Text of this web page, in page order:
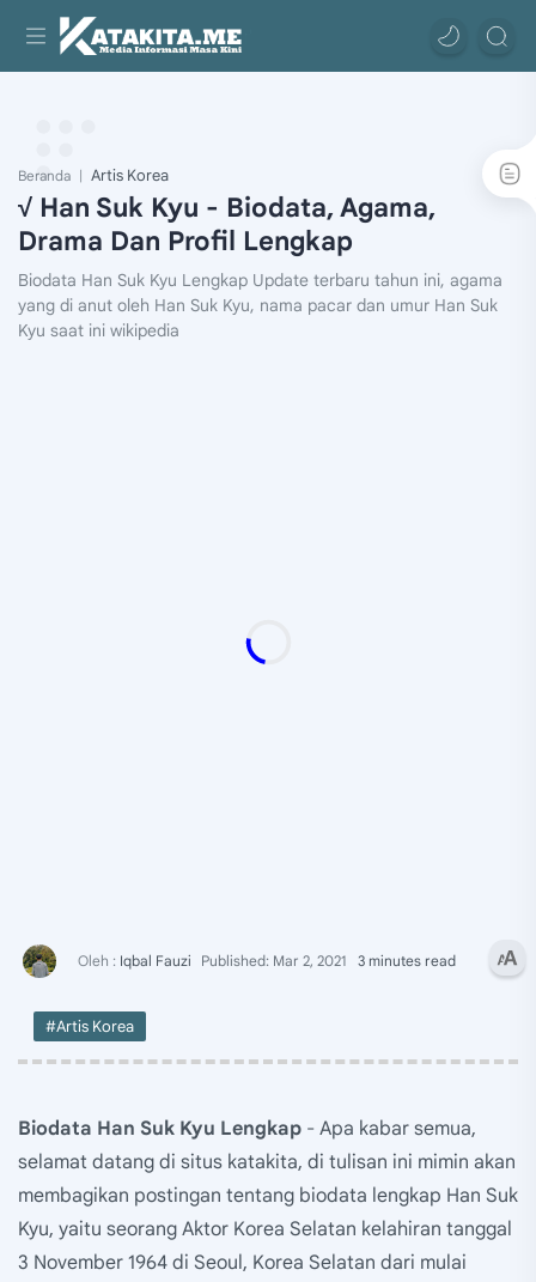
Beranda Artis Korea
√ Han Suk Kyu - Biodata, Agama,
Drama Dan Profil Lengkap
Biodata Han Suk Kyu Lengkap Update terbaru tahun ini, agama
yang di anut oleh Han Suk Kyu, nama pacar dan umur Han Suk
Kyu saat ini wikipedia
3 minutes read
#Artis Korea
Biodata Han Suk Kyu Lengkap - Apa kabar semua,
selamat datang di situs katakita, di tulisan ini mimin akan
membagikan postingan tentang biodata lengkap Han Suk
Kyu, yaitu seorang Aktor Korea Selatan kelahiran tanggal
3 November 1964 di Seoul, Korea Selatan dari mulai